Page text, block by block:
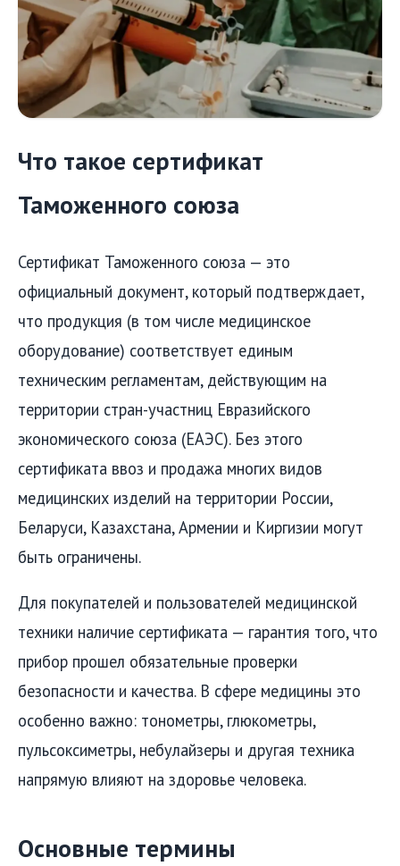
Что такое сертификат
Таможенного союза
Сертификат Таможенного союза — это
официальный документ, который подтверждает,
что продукция (в том числе медицинское
оборудование) соответствует единым
техническим регламентам, действующим на
территории стран-участниц Евразийского
экономического союза (ЕАЭС). Без этого
сертификата ввоз и продажа многих видов
медицинских изделий на территории России,
Беларуси, Казахстана, Армении и Киргизии могут
быть ограничены.
Для покупателей и пользователей медицинской
техники наличие сертификата — гарантия того, что
прибор прошел обязательные проверки
безопасности и качества. В сфере медицины это
особенно важно: тонометры, глюкометры,
пульсоксиметры, небулайзеры и другая техника
напрямую влияют на здоровье человека.
Основные термины